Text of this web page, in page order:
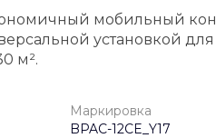
мобильный
установкой
м².
Маркировка
BPAC-12CE_Y17